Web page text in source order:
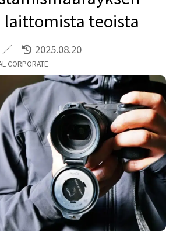
laittomista teoista
2025.08.20
CORPORATE